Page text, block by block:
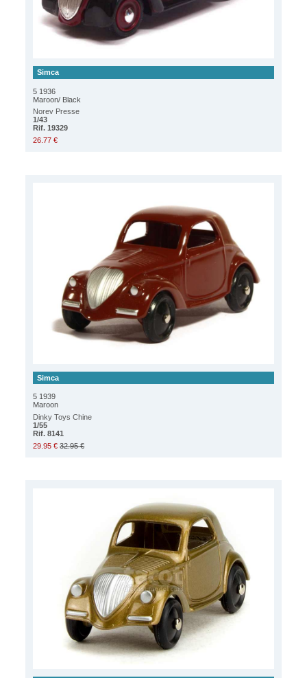
Simca
5 1936
Maroon/ Black
Norev Presse
1/43
Rif. 19329
26.77 €
Simca
5 1939
Maroon
Dinky Toys Chine
1/55
Rif. 8141
29.95 € 32.95 €